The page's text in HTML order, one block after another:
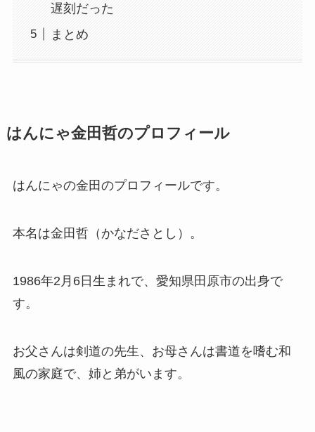
遅刻だった
まとめ
はんにゃ金田哲のプロフィール
はんにゃの金田のプロフィールです。
本名は金田哲（かなださとし）。
1986年2月6日生まれで、愛知県田原市の出身で
す。
お父さんは剣道の先生、お母さんは書道を嗜む和
風の家庭で、姉と弟がいます。